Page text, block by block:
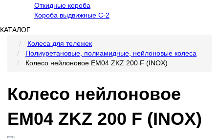
Откидные короба
Короба выдвижные С-2
КАТАЛОГ
Колеса для тележек
Полиуретановые, полиамидные, нейлоновые колеса
Колесо нейлоновое EM04 ZKZ 200 F (INOX)
Колесо нейлоновое
EM04 ZKZ 200 F (INOX)